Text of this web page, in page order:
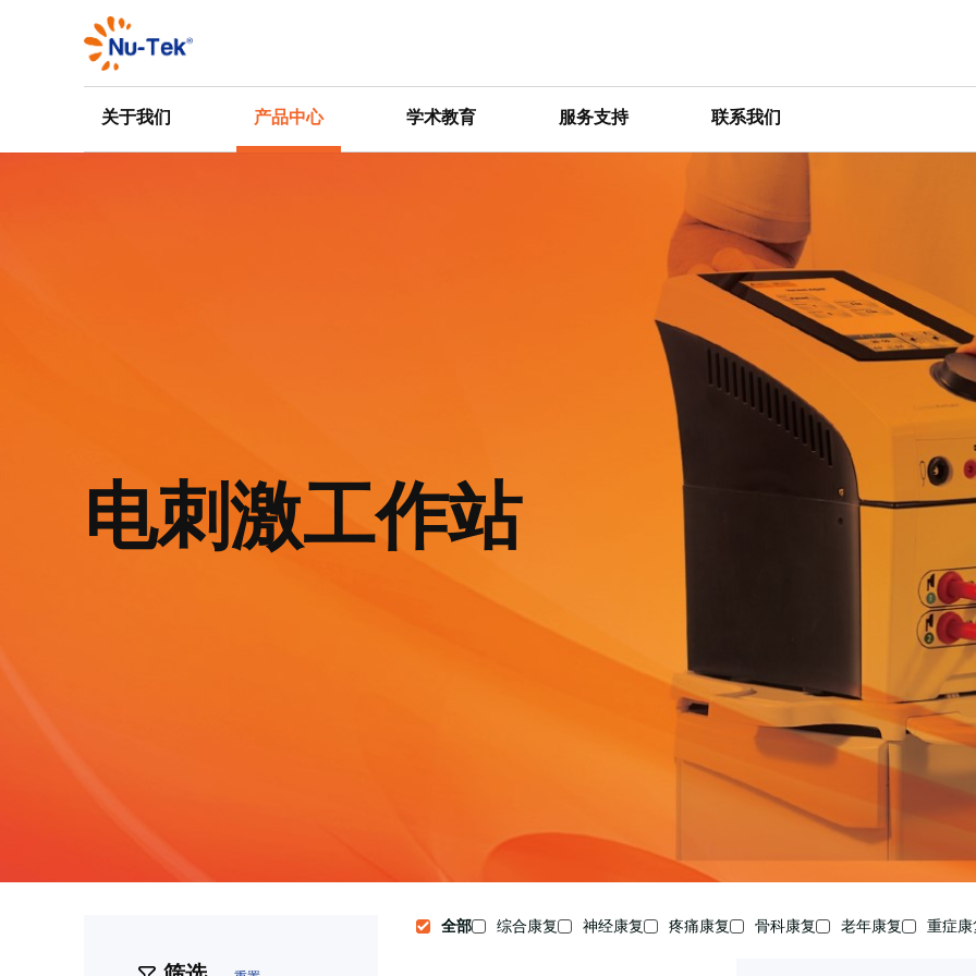
关于我们 产品中心 学术教育 服务支持 联系我们
电刺激工作站
全部 综合康复 神经康复 疼痛康复 骨科康复 老年康复 重症